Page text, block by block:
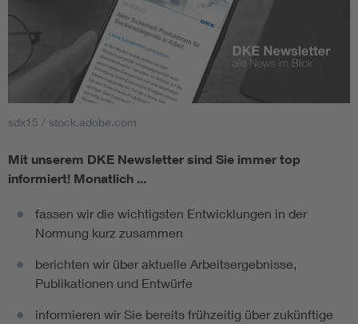
sdx15 / stock.adobe.com
Mit unserem DKE Newsletter sind Sie immer top
informiert! Monatlich ...
fassen wir die wichtigsten Entwicklungen in der
Normung kurz zusammen
berichten wir über aktuelle Arbeitsergebnisse,
Publikationen und Entwürfe
informieren wir Sie bereits frühzeitig über zukünftige